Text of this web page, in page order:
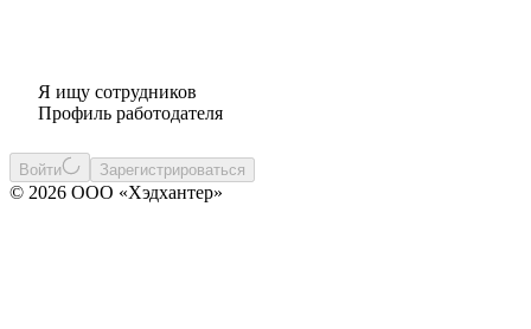
Я ищу сотрудников
Профиль работодателя
Войти Зарегистрироваться
© 2026 ООО «Хэдхантер»